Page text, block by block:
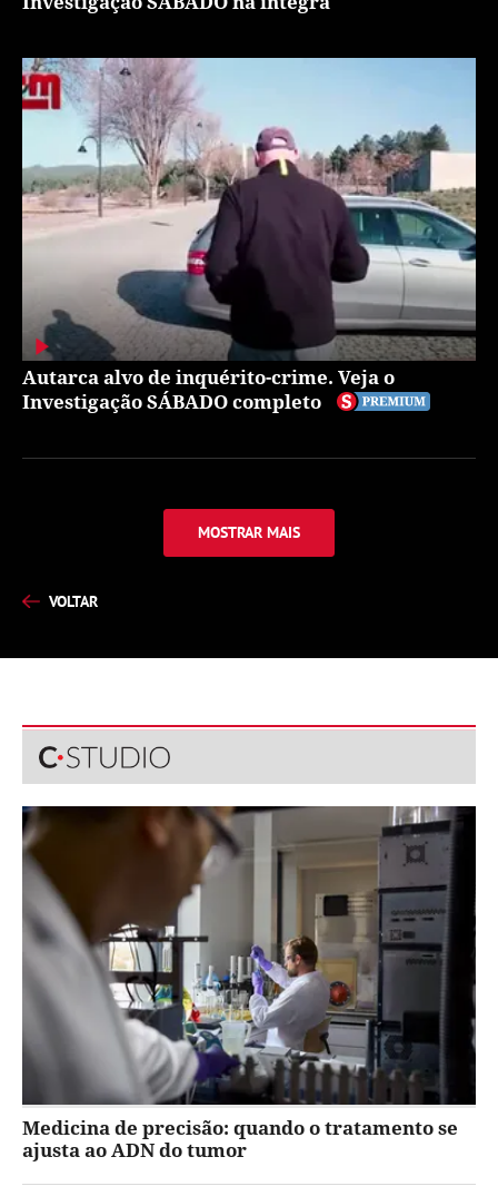
Autarca alvo de inquérito-crime. Veja o
Investigação SÁBADO completo
MOSTRAR MAIS
VOLTAR
Medicina de precisão: quando o tratamento se
ajusta ao ADN do tumor